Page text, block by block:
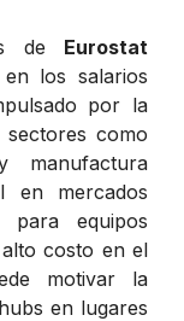
de Eurostat
los salarios
por la
como
manufactura
en mercados
para equipos
costo en el
motivar la
en lugares